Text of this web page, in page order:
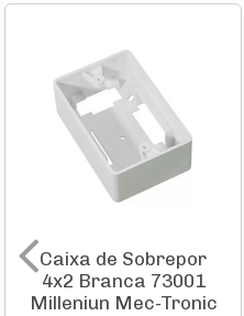
Caixa de Sobrepor
4x2 Branca 73001
Milleniun Mec-Tronic